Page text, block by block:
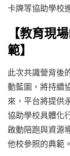
卡牌等協助學校
【教育現
範】
此次共識營背後
動藍圖，將持續
來，平台將提供
協助學校具體化
啟動陪跑與資源
他校參照的典範。